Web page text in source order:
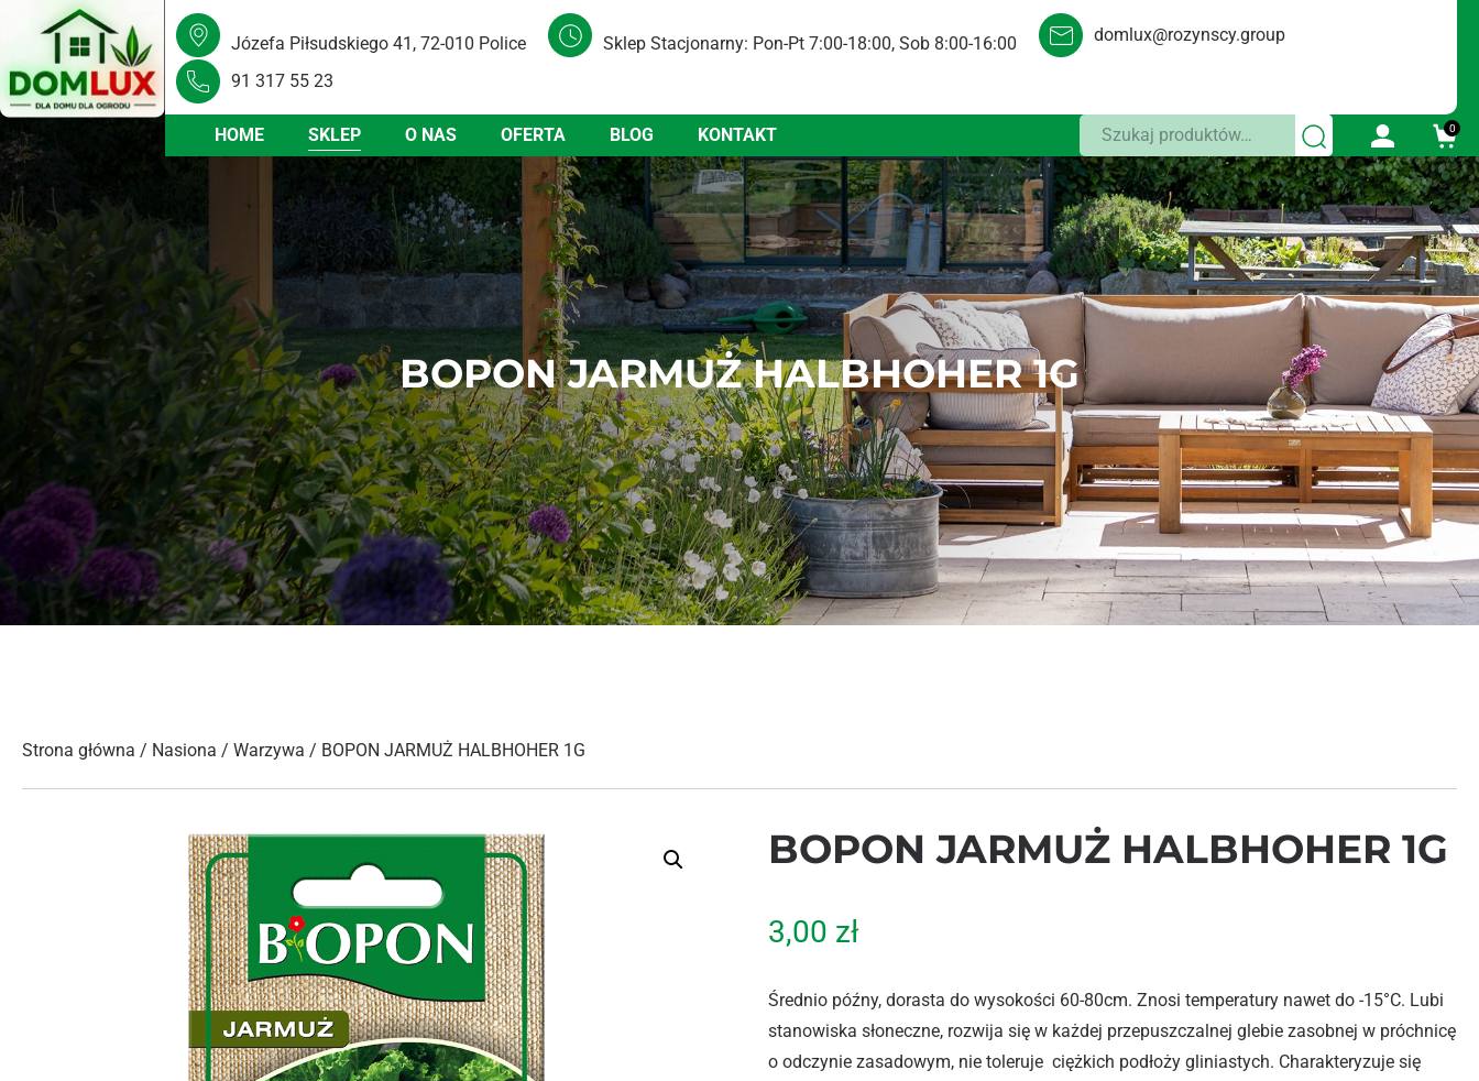
Józefa Piłsudskiego 41, 72-010 Police Sklep Stacjonarny: Pon-Pt 7:00-18:00, Sob 8:00-16:00 domlux@rozynscy.group
91 317 55 23
HOME SKLEP O NAS OFERTA BLOG KONTAKT Szukaj: 0
BOPON JARMUŻ HALBHOHER 1G
Strona główna / Nasiona / Warzywa / BOPON JARMUŻ HALBHOHER 1G
BOPON JARMUŻ HALBHOHER 1G
3,00 zł
Średnio późny, dorasta do wysokości 60-80cm. Znosi temperatury nawet do -15°C. Lubi
stanowiska słoneczne, rozwija się w każdej przepuszczalnej glebie zasobnej w próchnicę
o odczynie zasadowym, nie toleruje ciężkich podłoży gliniastych. Charakteryzuje się